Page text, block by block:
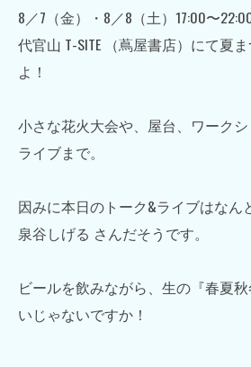
8／7（金）・8／8（土）17:00〜
代官山 T-SITE （蔦屋書店）にて夏
よ！
小さな花火大会や、屋台、ワーク
ライブまで。
因みに本日のトーク&ライブはなん
泉谷しげる さんだそうです。
ビールを飲みながら、生の『春夏
いじゃないですか！